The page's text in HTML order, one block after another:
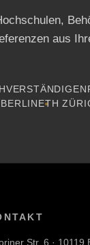
aus
ETH
Str. 6 · 10119